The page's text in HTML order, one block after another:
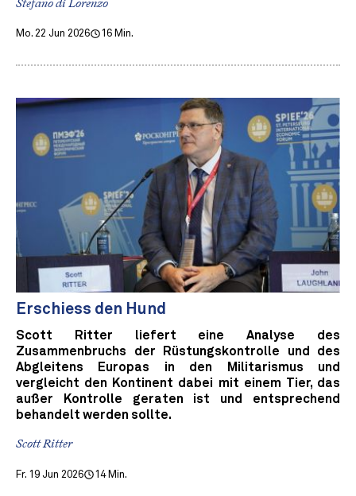
Stefano di Lorenzo
Mo. 22 Jun 2026 16 Min.
Erschiess den Hund
Scott Ritter liefert eine Analyse des
Zusammenbruchs der Rüstungskontrolle und des
Abgleitens Europas in den Militarismus und
vergleicht den Kontinent dabei mit einem Tier, das
außer Kontrolle geraten ist und entsprechend
behandelt werden sollte.
Scott Ritter
Fr. 19 Jun 2026 14 Min.